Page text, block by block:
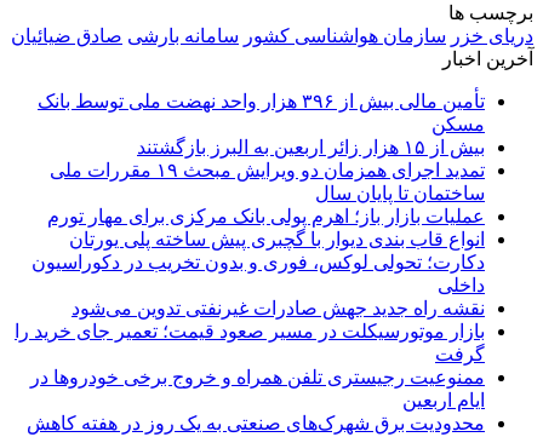
برچسب ها
دریای خزر سازمان هواشناسی کشور سامانه بارشی صادق ضیائیان
آخرین اخبار
تأمین مالی بیش از ۳۹۶ هزار واحد نهضت ملی توسط بانک
مسکن
بیش از ۱۵ هزار زائر اربعین به البرز بازگشتند
تمدید اجرای همزمان دو ویرایش مبحث ۱۹ مقررات ملی
ساختمان تا پایان سال
عملیات بازار باز؛ اهرم پولی بانک مرکزی برای مهار تورم
انواع قاب بندی دیوار با گچبری پیش ساخته پلی یورتان
دکارت؛ تحولی لوکس، فوری و بدون تخریب در دکوراسیون
داخلی
نقشه راه جدید جهش صادرات غیرنفتی تدوین می‌شود
بازار موتورسیکلت در مسیر صعود قیمت؛ تعمیر جای خرید را
گرفت
ممنوعیت رجیستری تلفن همراه و خروج برخی خودروها در
ایام اربعین
محدودیت برق شهرک‌های صنعتی به یک روز در هفته کاهش